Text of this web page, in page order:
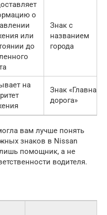
о
или
до
Знак с
названием
города
на
Знак «Главная
дорога»
вам лучше понять
знаков в Nissan
лишь помощник, а не
водителя.